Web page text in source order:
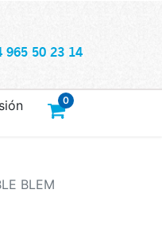
965 50 23 14
0
BLEM